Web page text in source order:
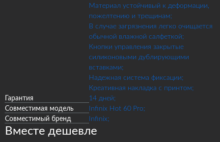
Материал устойчивый к деформации,
пожелтению и трещинам;
В случае загрязнения легко очищается
обычной влажной салфеткой;
Кнопки управления закрытые
силиконовыми дублирующими
вставками;
Надежная система фиксации;
Креативная накладка с принтом;
Гарантия
14 дней;
Совместимая модель
Infinix Hot 60 Pro;
Совместимый бренд
Infinix;
Вместе дешевле